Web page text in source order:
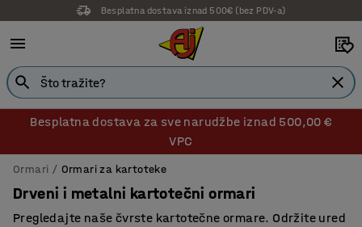
14 dana prava na povrat
Besplatna dostava za sve narudžbe iznad 500,00 €
VPC
Ormari Ormari za kartoteke
Drveni i metalni kartotečni ormari
Pregledajte naše čvrste kartotečne ormare. Održite ured